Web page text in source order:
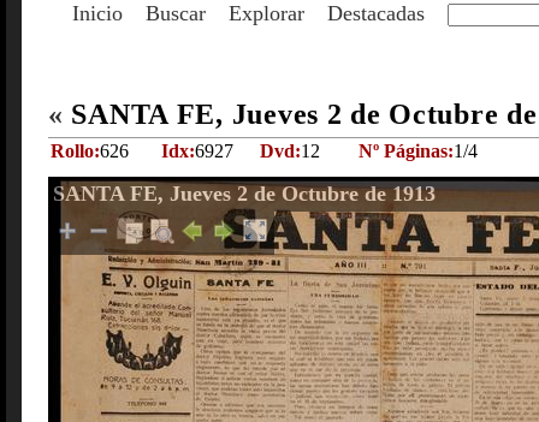
Inicio Buscar Explorar Destacadas
« SANTA FE, Jueves 2 de Octubre
Rollo:626 Idx:6927 Dvd:12 Nº Páginas:1/4
SANTA FE, Jueves 2 de Octubre de 1913